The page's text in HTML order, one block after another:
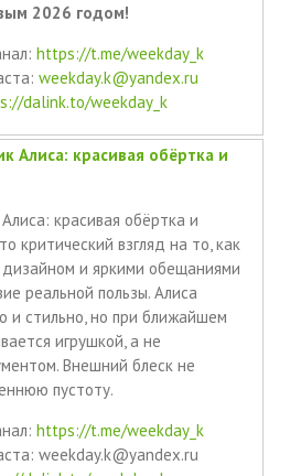
2026 годом!
https://t.me/weekday_k
weekday.k@yandex.ru
dalink.to/weekday_k
Алиса: красивая обёртка и
красивая обёртка и
критический взгляд на то, как
дизайном и яркими обещаниями
реальной пользы. Алиса
и стильно, но при ближайшем
игрушкой, а не
Внешний блеск не
пустоту.
https://t.me/weekday_k
weekday.k@yandex.ru